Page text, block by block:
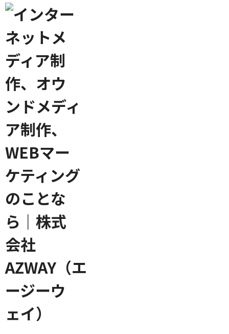
Enrich your life
from A to Z
インターネットの力で誰かの生活を豊かに
Enrich your life
from A to Z
インターネットの力で誰かの生活を豊かに
Enrich your life
from A to Z
インターネットの力で誰かの生活を豊かに